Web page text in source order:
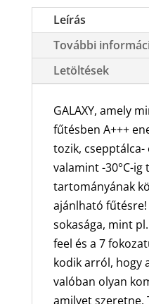
split
klíma
csomag
kW
mennyiség
Leírás
További
Letöltések
GALAXY, amely
fűtésben A+++
tozik,
valamint -30°C-
tartományának
ajánlható
sokasága, mint
feel és a 7
kodik arról, hogy
valóban olyan
amilyet szeretne.